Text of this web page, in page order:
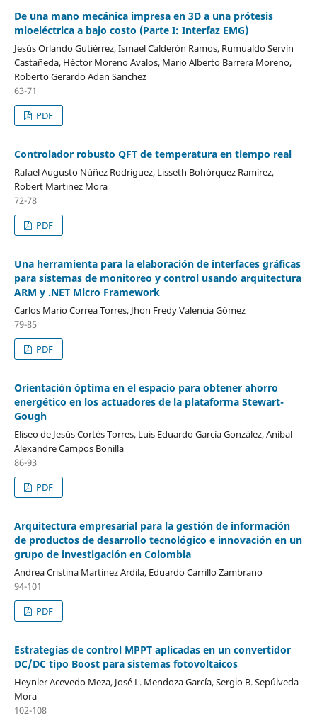
De una mano mecánica impresa en 3D a una prótesis
mioeléctrica a bajo costo (Parte I: Interfaz EMG)
Jesús Orlando Gutiérrez, Ismael Calderón Ramos, Rumualdo Servín
Castañeda, Héctor Moreno Avalos, Mario Alberto Barrera Moreno,
Roberto Gerardo Adan Sanchez
63-71
PDF
Controlador robusto QFT de temperatura en tiempo real
Rafael Augusto Núñez Rodríguez, Lisseth Bohórquez Ramírez,
Robert Martinez Mora
72-78
PDF
Una herramienta para la elaboración de interfaces gráficas
para sistemas de monitoreo y control usando arquitectura
ARM y .NET Micro Framework
Carlos Mario Correa Torres, Jhon Fredy Valencia Gómez
79-85
PDF
Orientación óptima en el espacio para obtener ahorro
energético en los actuadores de la plataforma Stewart-
Gough
Eliseo de Jesús Cortés Torres, Luis Eduardo García González, Aníbal
Alexandre Campos Bonilla
86-93
PDF
Arquitectura empresarial para la gestión de información
de productos de desarrollo tecnológico e innovación en un
grupo de investigación en Colombia
Andrea Cristina Martínez Ardila, Eduardo Carrillo Zambrano
94-101
PDF
Estrategias de control MPPT aplicadas en un convertidor
DC/DC tipo Boost para sistemas fotovoltaicos
Heynler Acevedo Meza, José L. Mendoza García, Sergio B. Sepúlveda
Mora
102-108